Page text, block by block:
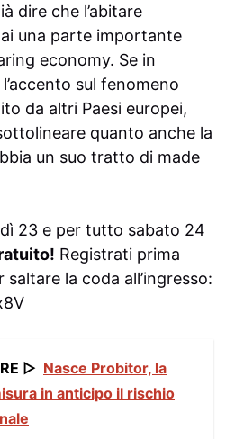
dire che l’abitare
una parte importante
economy. Se in
sul fenomeno
da altri Paesi europei,
quanto anche la
un suo tratto di made
23 e per tutto sabato 24
Registrati prima
la coda all’ingresso:
▷ Nasce Probitor, la
in anticipo il rischio